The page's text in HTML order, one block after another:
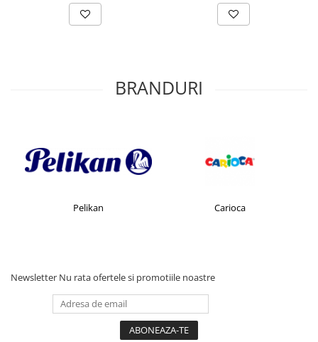
Cartuse originale Lexmark
Cartuse originale Ricoh
Cartuse originale Xerox
Arta
Mucki
Sticla si portelan
BRANDURI
Pelikan Carioca
Newsletter Nu rata ofertele si promotiile noastre